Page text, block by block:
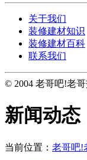
关于我们
装修建材知识
装修建材百科
联系我们
© 2004 老哥吧!老
新闻动态
当前位置： 老哥吧!